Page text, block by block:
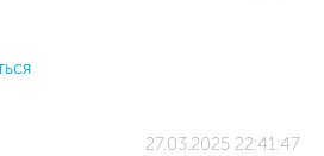
27.03.2025 22:41:47